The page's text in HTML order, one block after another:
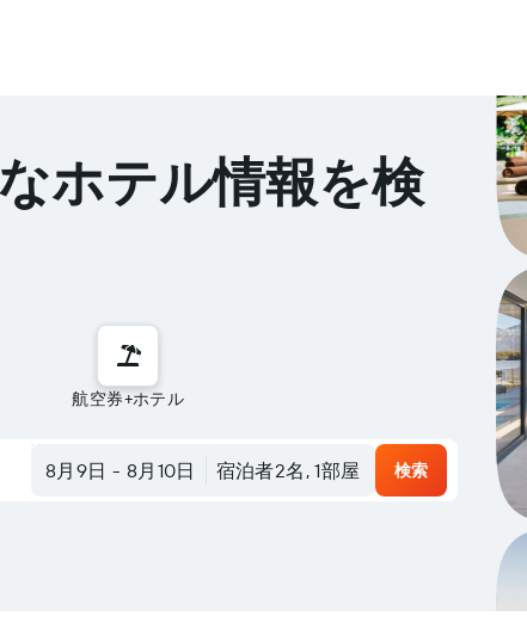
ホテル情報を検
航空券+ホテル
8月9日 - 8月10日 宿泊者2名, 1​部屋 検索